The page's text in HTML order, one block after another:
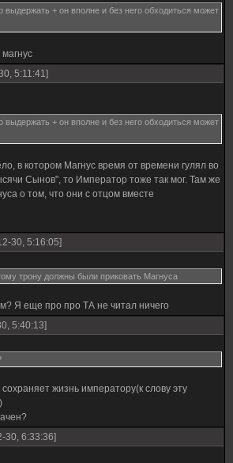
выдержать + он вполне и без него обходиться может
5:11:41]
выдержать + он вполне и без него обходиться может
в котором Магнус время от времени гулял во
Сынов", то Император тоже так мог. Там же
о том, что они с отцом вместе
30, 5:16:05]
трону должны были приковать Магнуса
Я еще про про ТА не читал ничего
5:40:13]
жизнь императору(к слову эту
30, 6:33:36]